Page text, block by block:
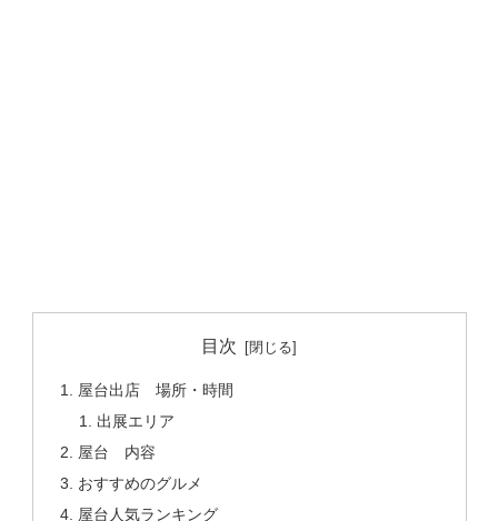
目次
屋台出店 場所・時間
出展エリア
屋台 内容
おすすめのグルメ
屋台人気ランキング